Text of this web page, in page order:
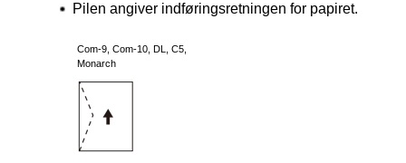
Pilen angiver indføringsretningen for papiret.
Com-9, Com-10, DL, C5,
Monarch